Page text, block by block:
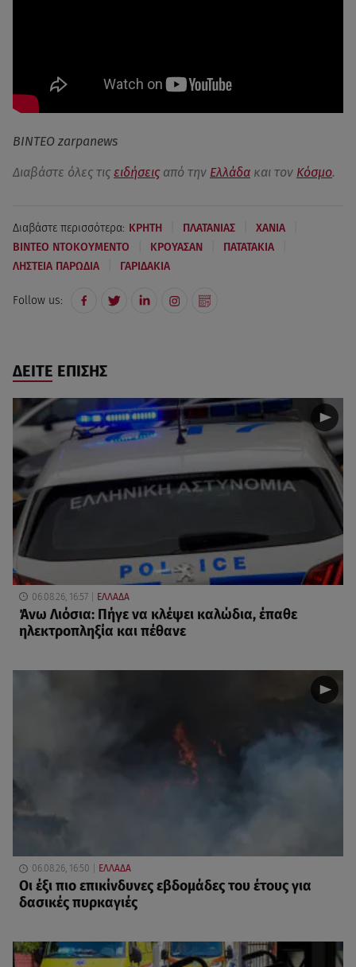
ΒΙΝΤΕΟ zarpanews
Διαβάστε όλες τις ειδήσεις από την Ελλάδα και τον Κόσμο.
Διαβάστε περισσότερα: ΚΡΗΤΗ ΠΛΑΤΑΝΙΑΣ ΧΑΝΙΑ
ΒΙΝΤΕΟ ΝΤΟΚΟΥΜΕΝΤΟ ΚΡΟΥΑΣΑΝ ΠΑΤΑΤΑΚΙΑ
ΛΗΣΤΕΙΑ ΠΑΡΩΔΙΑ ΓΑΡΙΔΑΚΙΑ
Follow us:
ΔΕΙΤΕ ΕΠΙΣΗΣ
06.08.26, 16:57 ΕΛΛΑΔΑ
Άνω Λιόσια: Πήγε να κλέψει καλώδια, έπαθε
ηλεκτροπληξία και πέθανε
06.08.26, 16:50 ΕΛΛΑΔΑ
Οι έξι πιο επικίνδυνες εβδομάδες του έτους για
δασικές πυρκαγιές